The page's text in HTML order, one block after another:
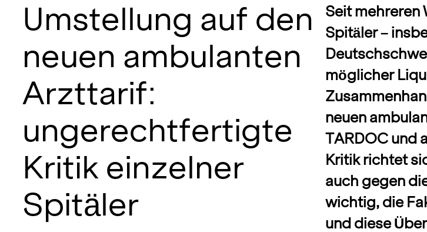
Umstellung auf den
neuen ambulanten
Arzttarif:
ungerechtfertigte
Kritik einzelner
Spitäler
Seit mehreren
Spitäler –
möglicher
neuen
TARDOC und
Kritik richtet
auch gegen
wichtig, die
und diese